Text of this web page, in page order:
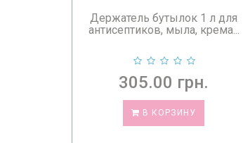
Держатель бутылок 1 л для
антисептиков, мыла, крема...
305.00 грн.
В КОРЗИНУ